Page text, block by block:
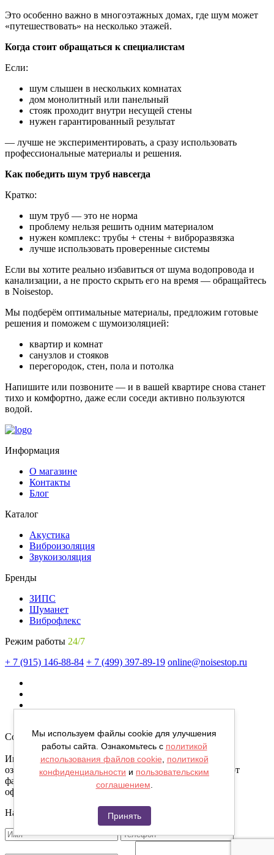
Это особенно важно в многоэтажных домах, где шум может
«путешествовать» на несколько этажей.
Когда стоит обращаться к специалистам
Если:
шум слышен в нескольких комнатах
дом монолитный или панельный
стояк проходит внутри несущей стены
нужен гарантированный результат
— лучше не экспериментировать, а сразу использовать
профессиональные материалы и решения.
Как победить шум труб навсегда
Кратко:
шум труб — это не норма
проблему нельзя решить одним материалом
нужен комплекс: трубы + стены + виброразвязка
лучше использовать проверенные системы
Если вы хотите реально избавиться от шума водопровода и
канализации, а не просто скрыть его на время — обращайтесь
в Noisestop.
Мы подберём оптимальные материалы, предложим готовые
решения и поможем с шумоизоляцией:
квартир и комнат
санузлов и стояков
перегородок, стен, пола и потолка
Напишите или позвоните — и в вашей квартире снова станет
тихо и комфортно, даже если соседи активно пользуются
водой.
Информация
О магазине
Контакты
Блог
Каталог
Акустика
Виброизоляция
Звукоизоляция
Бренды
ЗИПС
Шуманет
Виброфлекс
Режим работы 24/7
+ 7 (915) 146-88-84 + 7 (499) 397-89-19 online@noisestop.ru
Copyright © noisestop.ru 2026.
Информация о товарах на сайте приведена в целях
ознакомленияя. Фотографии, цвета могут отличаться от
фактических характеристик и не являются публичной
офертой.
Напишите нам сообщение
Мы используем файлы cookie для улучшения
работы сайта. Ознакомьтесь с политикой
использования файлов cookie
политикой
конфиденциальности и пользовательским
соглашением
Принять